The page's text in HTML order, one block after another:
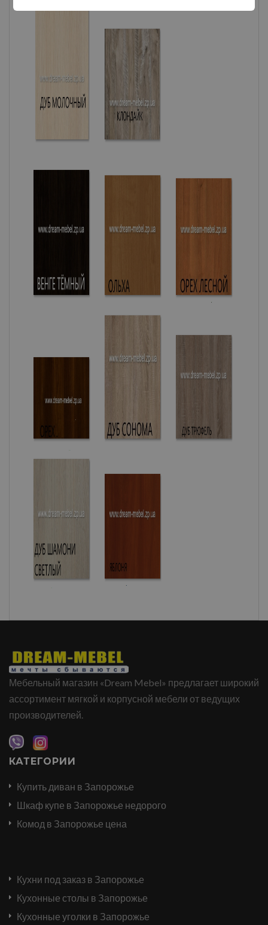
Мебельный магазин «Dream Mebel» предлагает широкий
ассортимент мягкой и корпусной мебели от ведущих
производителей.
КАТЕГОРИИ
Купить диван в Запорожье
Шкаф купе в Запорожье недорого
Комод в Запорожье цена
Кухни под заказ в Запорожье
Кухонные столы в Запорожье
Кухонные уголки в Запорожье